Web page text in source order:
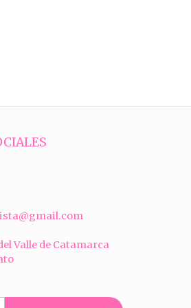
Valle de Catamarca